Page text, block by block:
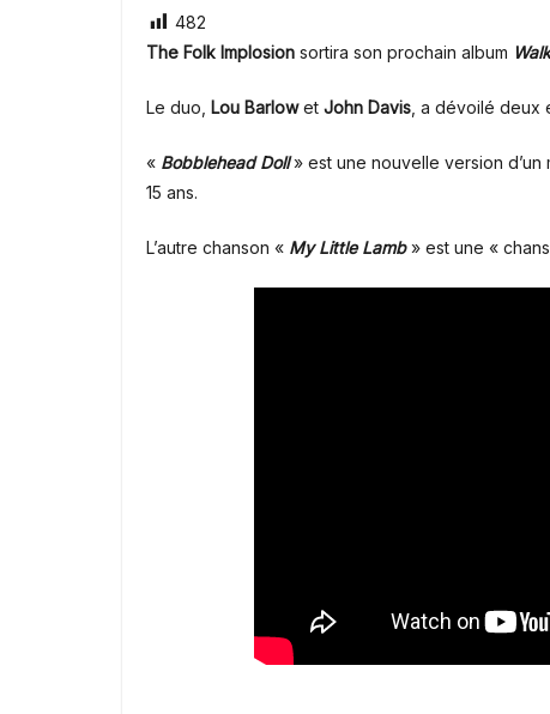
482
The Folk Implosion sortira son prochain album
Le duo, Lou Barlowet John Davis , a dévoilé deux
« Bobblehead Doll» est une nouvelle version d’un
15 ans.
L’autre chanson « My Little Lamb» est une «